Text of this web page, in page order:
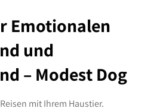
Emotionalen
und
– Modest Dog
mit Ihrem Haustier.